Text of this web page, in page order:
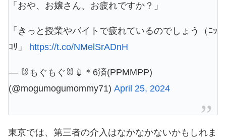
「おや、お嬢さん、お疲れですか？」
「きっと授業やバイトで疲れているのでしょう（ﾆｯ
ｺﾘ」 https://t.co/NMelSrADnH
— 🐰もぐもぐ🐰💉＊6済(PPMMPP)
(@mogumogumommy71) April 25, 2024
東京では、第三者の介入はなかなかないかもしれま